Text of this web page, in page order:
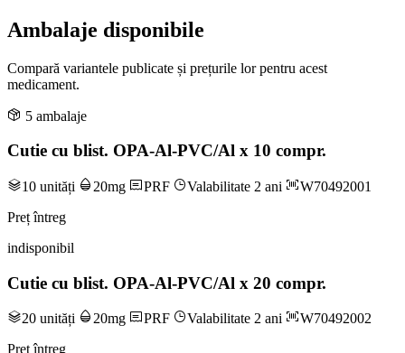
Ambalaje disponibile
Compară variantele publicate și prețurile lor pentru acest
medicament.
5 ambalaje
Cutie cu blist. OPA-Al-PVC/Al x 10 compr.
10 unități 20mg PRF Valabilitate 2 ani
W70492001
Preț întreg
indisponibil
Cutie cu blist. OPA-Al-PVC/Al x 20 compr.
20 unități 20mg PRF Valabilitate 2 ani
W70492002
Preț întreg